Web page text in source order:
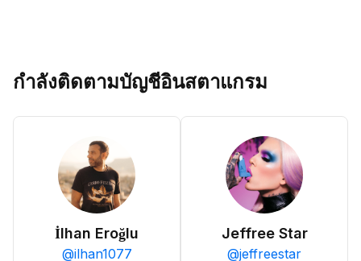
กำลังติดตามบัญชีอินสตาแกรม
İlhan Eroğlu
@ilhan1077
Jeffree Star
@jeffreestar